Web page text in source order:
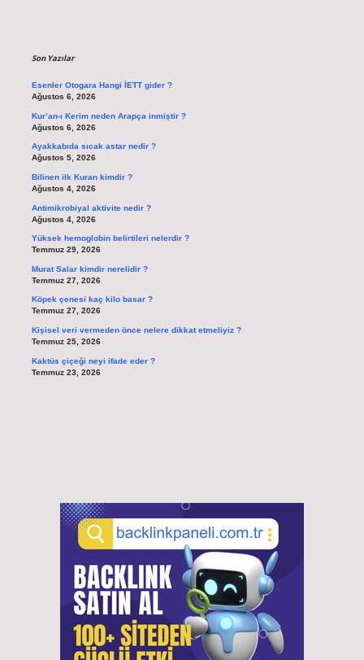
Son Yazılar
Esenler Otogara Hangi İETT gider ?
Ağustos 6, 2026
Kur’an-ı Kerim neden Arapça inmiştir ?
Ağustos 6, 2026
Ayakkabıda sıcak astar nedir ?
Ağustos 5, 2026
Bilinen ilk Kuran kimdir ?
Ağustos 4, 2026
Antimikrobiyal aktivite nedir ?
Ağustos 4, 2026
Yüksek hemoglobin belirtileri nelerdir ?
Temmuz 29, 2026
Murat Salar kimdir nerelidir ?
Temmuz 27, 2026
Köpek çenesi kaç kilo basar ?
Temmuz 27, 2026
Kişisel veri vermeden önce nelere dikkat etmeliyiz ?
Temmuz 25, 2026
Kaktüs çiçeği neyi ifade eder ?
Temmuz 23, 2026